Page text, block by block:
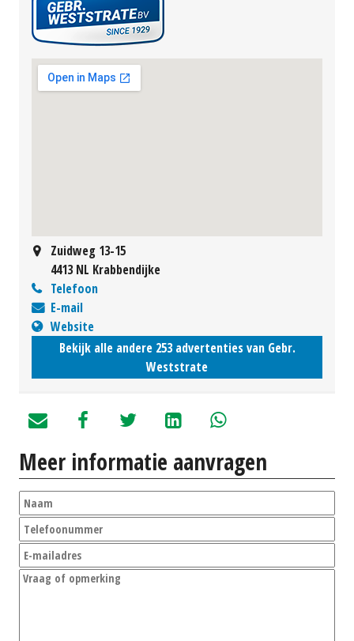
Zuidweg 13-15
4413 NL Krabbendijke
Telefoon
E-mail
Website
Bekijk alle andere 253 advertenties van Gebr.
Weststrate
Meer informatie aanvragen